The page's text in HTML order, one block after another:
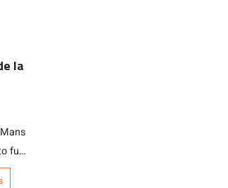
la
fue